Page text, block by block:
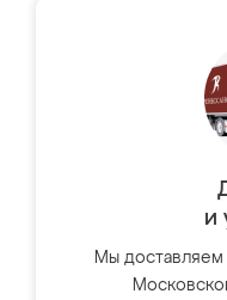
и
Мы